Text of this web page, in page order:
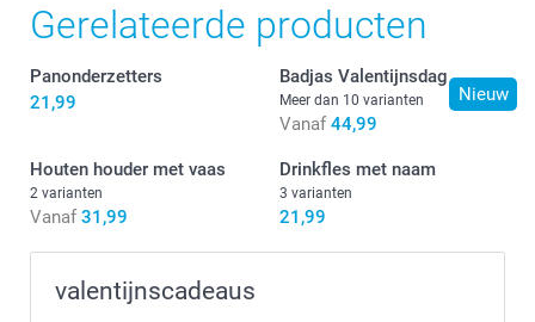
Gerelateerde producten
Panonderzetters
21,99
Nieuw
Badjas Valentijnsdag
Meer dan 10 varianten
Vanaf 44,99
Houten houder met vaas
2 varianten
Vanaf 31,99
Drinkfles met naam
3 varianten
21,99
valentijnscadeaus